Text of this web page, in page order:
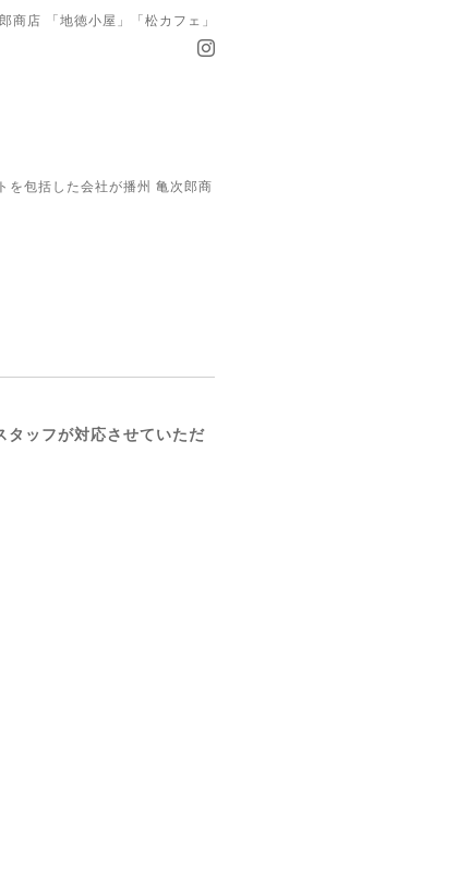
商店 「地徳小屋」「松カフェ」
を包括した会社が播州 亀次郎商
ッフが対応させていただ